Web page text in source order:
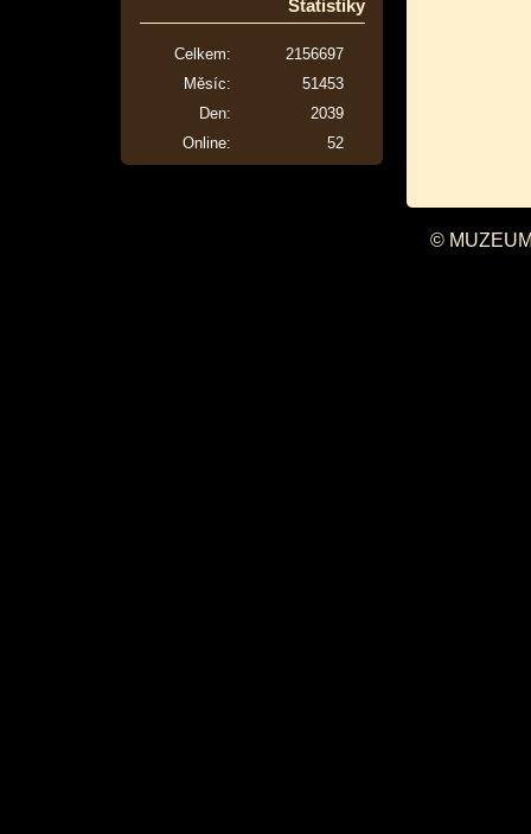
Statistiky
Online: 52
Celkem:
2156697
Měsíc:
51453
Den:
2039
©